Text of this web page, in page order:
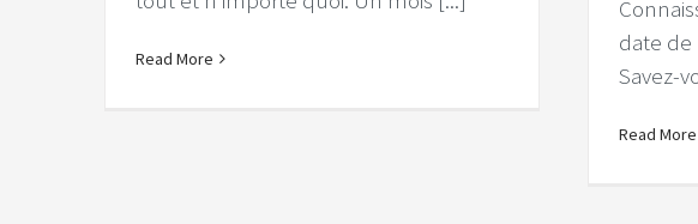
Read More
date de
Savez-
Read More